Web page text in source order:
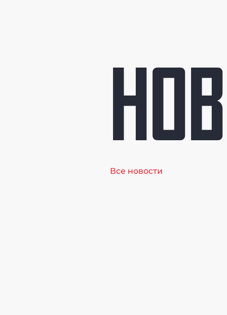
Все новости